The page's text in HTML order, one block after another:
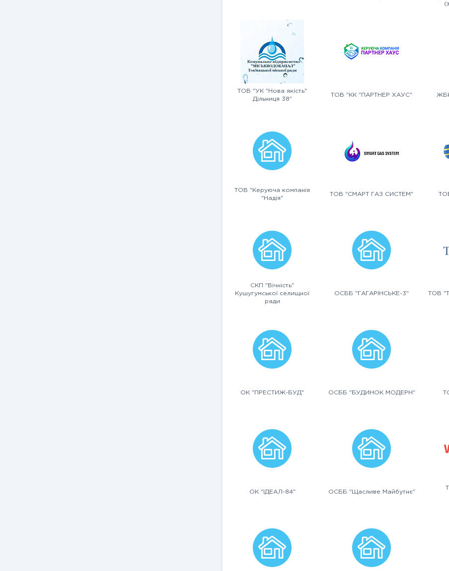
ТОВ "УК "Нова якість"
Дільниця 38"
ТОВ "КК "ПАРТНЕР ХАУС" ЖБК
ТОВ "Керуюча компанія
"Надія"
ТОВ "СМАРТ ГАЗ СИСТЕМ"
СКП "Вічність"
Кушугумської селищної
ради
ОСББ "ГАГАРІНСЬКЕ-3" ТОВ
ОК "ПРЕСТИЖ-БУД" ОСББ "БУДИНОК МОДЕРН"
ОК "ІДЕАЛ-84" ОСББ "Щасливе Майбутнє"